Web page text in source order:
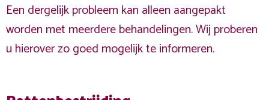
Een dergelijk probleem kan alleen aangepakt
worden met meerdere behandelingen. Wij proberen
u hierover zo goed mogelijk te informeren.